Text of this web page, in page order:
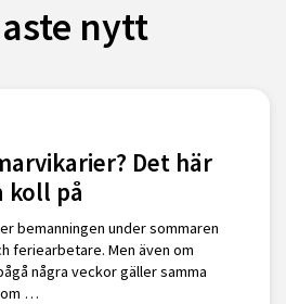
nytt
Det här
koll på
bemanningen under sommaren
feriearbetare. Men även om
några veckor gäller samma
…